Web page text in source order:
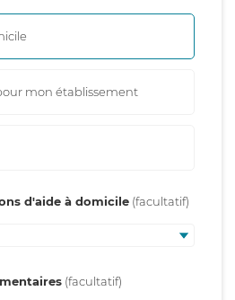
mon établissement
d'aide à domicile